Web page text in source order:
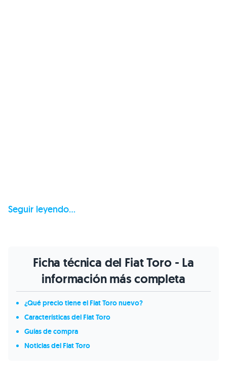
Seguir leyendo...
Ficha técnica del Fiat Toro - La
información más completa
¿Qué precio tiene el Fiat Toro nuevo?
Características del Fiat Toro
Guías de compra
Noticias del Fiat Toro